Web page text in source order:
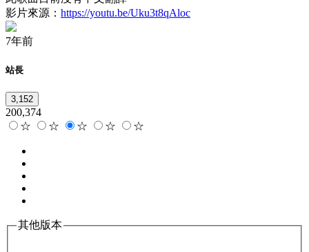
影片來源： https://youtu.be/Uku3t8qAloc
7年前
站長
3,152
200,374
☆
☆ ☆ ☆ ☆
其他版本